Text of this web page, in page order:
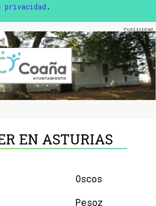
.
EN ASTURIAS
Oscos
Pesoz